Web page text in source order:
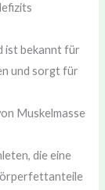
ist bekannt für
und sorgt für
Muskelmasse
die eine